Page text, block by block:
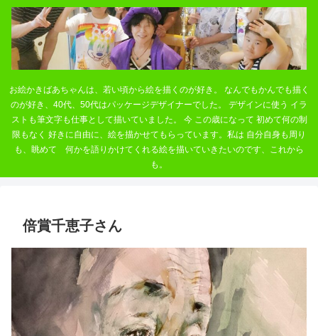
お絵かきばあちゃんは、若い頃から絵を描くのが好き。 なんでもかんでも描く
のが好き、40代、50代はパッケージデザイナーでした。 デザインに使う イラ
ストも筆文字も仕事として描いていました。 今 この歳になって 初めて何の制
限もなく 好きに自由に、絵を描かせてもらっています。私は 自分自身も周り
も、眺めて 何かを語りかけてくれる絵を描いていきたいのです、これから
も。
倍賞千恵子さん